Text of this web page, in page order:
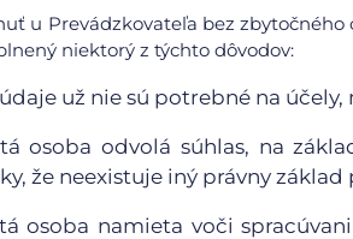
u Prevádzkovateľa bez
niektorý z týchto dôvodov:
už nie sú potrebné na
osoba odvolá súhlas, na
že neexistuje iný právny
osoba namieta voči